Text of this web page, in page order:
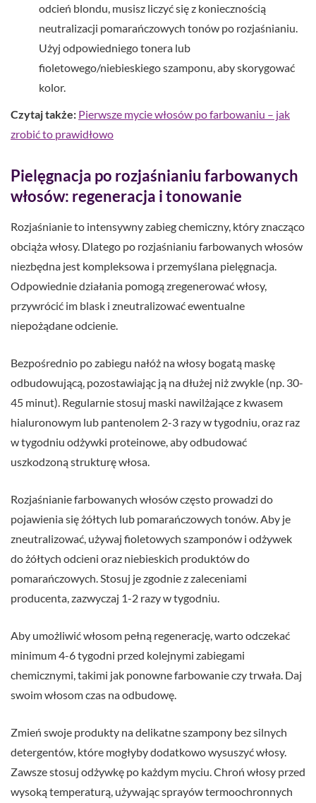
odcień blondu, musisz liczyć się z koniecznością
neutralizacji pomarańczowych tonów po rozjaśnianiu.
Użyj odpowiedniego tonera lub
fioletowego/niebieskiego szamponu, aby skorygować
kolor.
Czytaj także: Pierwsze mycie włosów po farbowaniu – jak
zrobić to prawidłowo
Pielęgnacja po rozjaśnianiu farbowanych
włosów: regeneracja i tonowanie
Rozjaśnianie to intensywny zabieg chemiczny, który znacząco
obciąża włosy. Dlatego po rozjaśnianiu farbowanych włosów
niezbędna jest kompleksowa i przemyślana pielęgnacja.
Odpowiednie działania pomogą zregenerować włosy,
przywrócić im blask i zneutralizować ewentualne
niepożądane odcienie.
Bezpośrednio po zabiegu nałóż na włosy bogatą maskę
odbudowującą, pozostawiając ją na dłużej niż zwykle (np. 30-
45 minut). Regularnie stosuj maski nawilżające z kwasem
hialuronowym lub pantenolem 2-3 razy w tygodniu, oraz raz
w tygodniu odżywki proteinowe, aby odbudować
uszkodzoną strukturę włosa.
Rozjaśnianie farbowanych włosów często prowadzi do
pojawienia się żółtych lub pomarańczowych tonów. Aby je
zneutralizować, używaj fioletowych szamponów i odżywek
do żółtych odcieni oraz niebieskich produktów do
pomarańczowych. Stosuj je zgodnie z zaleceniami
producenta, zazwyczaj 1-2 razy w tygodniu.
Aby umożliwić włosom pełną regenerację, warto odczekać
minimum 4-6 tygodni przed kolejnymi zabiegami
chemicznymi, takimi jak ponowne farbowanie czy trwała. Daj
swoim włosom czas na odbudowę.
Zmień swoje produkty na delikatne szampony bez silnych
detergentów, które mogłyby dodatkowo wysuszyć włosy.
Zawsze stosuj odżywkę po każdym myciu. Chroń włosy przed
wysoką temperaturą, używając sprayów termoochronnych